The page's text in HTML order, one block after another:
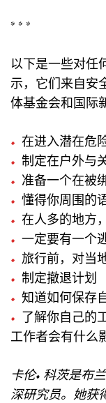
* * *
以下是一些对任
示，它们来自安
体基金会和国际
在进入潜在危
制定在户外与
准备一个在被
懂得你周围的
在人多的地方
一定要有一个
旅行前，对当
制定撤退计划
知道如何保存
了解你自己的
工作者会有什么
卡伦• 科茨是布
深研究员。她获